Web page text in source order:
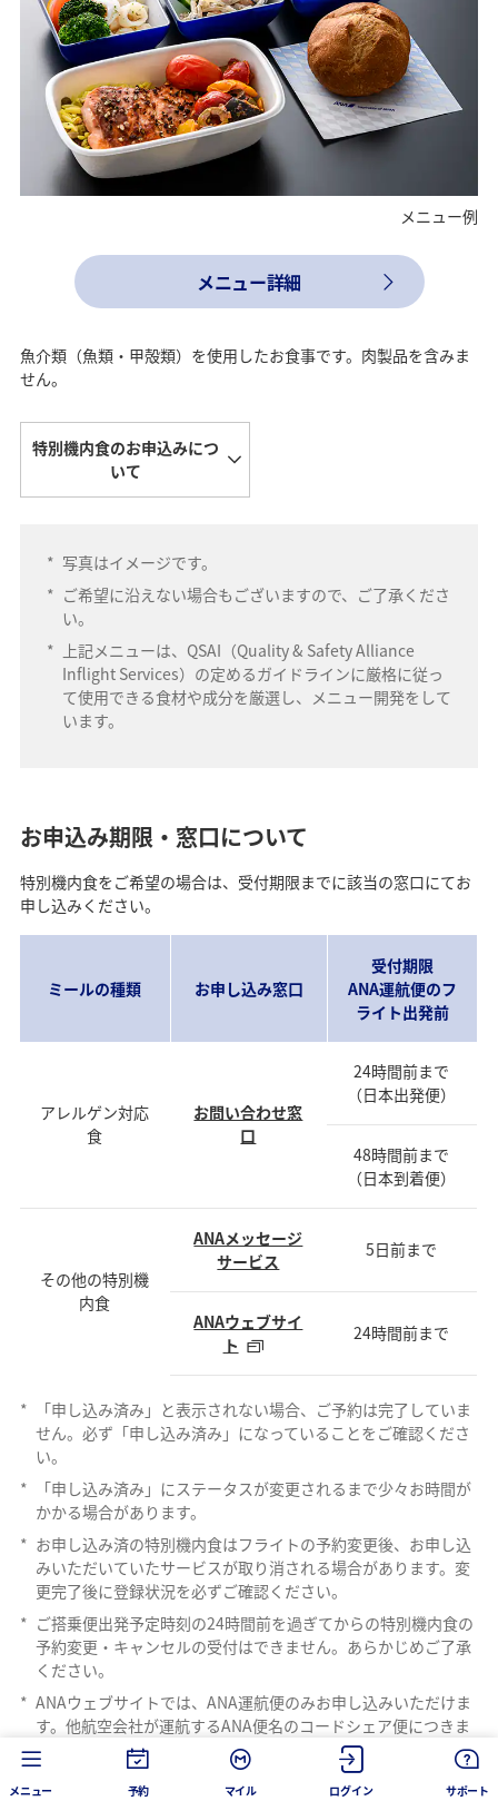
メニュー例
メニュー詳細
魚介類（魚類・甲殻類）を使用したお食事です。肉製品を含みま
せん。
特別機内食のお申込みにつ
いて
* 写真はイメージです。
* ご希望に沿えない場合もございますので、ご了承くださ
い。
*
上記メニューは、QSAI（Quality & Safety Alliance
Inflight Services）の定めるガイドラインに厳格に従っ
て使用できる食材や成分を厳選し、メニュー開発をして
います。
お申込み期限・窓口について
特別機内食をご希望の場合は、受付期限までに該当の窓口にてお
申し込みください。
ミールの種類 お申し込み窓口
受付期限
ANA運航便のフ
ライト出発前
アレルゲン対応
食
お問い合わせ窓
口
24時間前まで
（日本出発便）
48時間前まで
（日本到着便）
その他の特別機
内食
ANAメッセージ
サービス
5日前まで
ANAウェブサイ
ト
24時間前まで
*
「申し込み済み」と表示されない場合、ご予約は完了していま
せん。必ず「申し込み済み」になっていることをご確認くださ
い。
*
「申し込み済み」にステータスが変更されるまで少々お時間が
かかる場合があります。
* お申し込み済の特別機内食はフライトの予約変更後、お申し込
みいただいていたサービスが取り消される場合があります。変
更完了後に登録状況を必ずご確認ください。
* ご搭乗便出発予定時刻の24時間前を過ぎてからの特別機内食の
予約変更・キャンセルの受付はできません。あらかじめご了承
ください。
* ANAウェブサイトでは、ANA運航便のみお申し込みいただけま
す。他航空会社が運航するANA便名のコードシェア便につきま
しては、
お問い合わせ窓口
へお問い合わせください。
また旅行会社で航空券をご購入された場合は、お申し込みの旅
行会社にお問い合わせください。
メニュー 予約 マイル ログイン サポート